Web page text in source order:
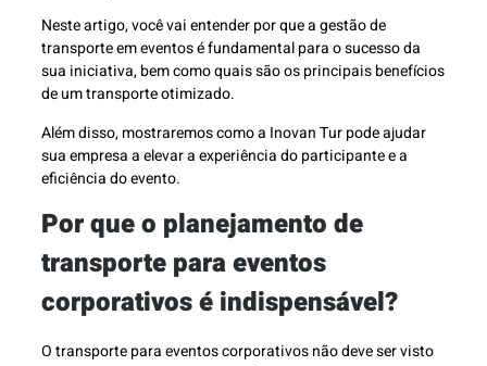
Neste artigo, você vai entender por que a gestão de
transporte em eventos é fundamental para o sucesso da
sua iniciativa, bem como quais são os principais benefícios
de um transporte otimizado.
Além disso, mostraremos como a Inovan Tur pode ajudar
sua empresa a elevar a experiência do participante e a
eficiência do evento.
Por que o planejamento de
transporte para eventos
corporativos é indispensável?
O transporte para eventos corporativos não deve ser visto